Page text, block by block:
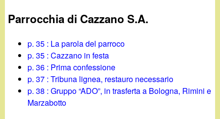
Parrocchia di Cazzano S.A.
p. 35 : La parola del parroco
p. 35 : Cazzano in festa
p. 36 : Prima confessione
p. 37 : Tribuna lignea, restauro necessario
p. 38 : Gruppo “ADO”, in trasferta a Bologna, Rimini e
Marzabotto